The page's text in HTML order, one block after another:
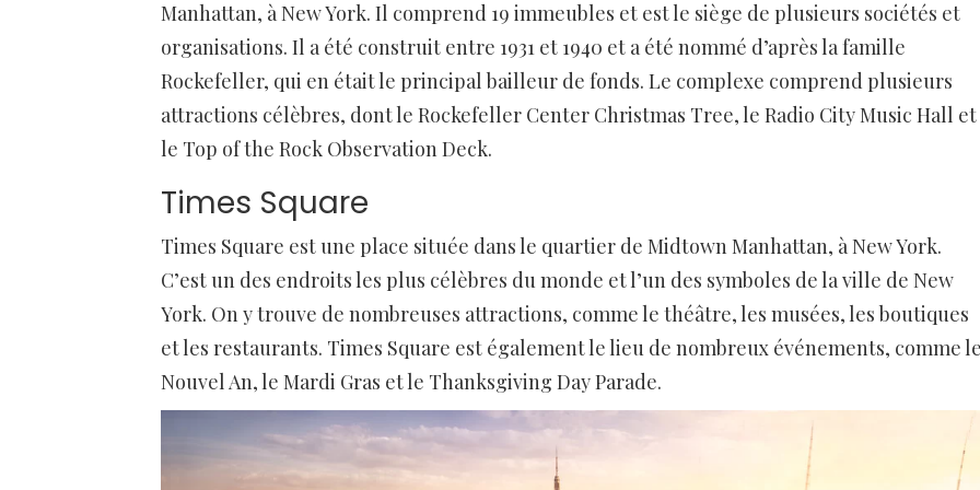
Manhattan, à New York. Il comprend 19 immeubles et est le siège de plusieurs sociétés et
organisations. Il a été construit entre 1931 et 1940 et a été nommé d’après la famille
Rockefeller, qui en était le principal bailleur de fonds. Le complexe comprend plusieurs
attractions célèbres, dont le Rockefeller Center Christmas Tree, le Radio City Music Hall et
le Top of the Rock Observation Deck.
Times Square
Times Square est une place située dans le quartier de Midtown Manhattan, à New York.
C’est un des endroits les plus célèbres du monde et l’un des symboles de la ville de New
York. On y trouve de nombreuses attractions, comme le théâtre, les musées, les boutiques
et les restaurants. Times Square est également le lieu de nombreux événements, comme
Nouvel An, le Mardi Gras et le Thanksgiving Day Parade.